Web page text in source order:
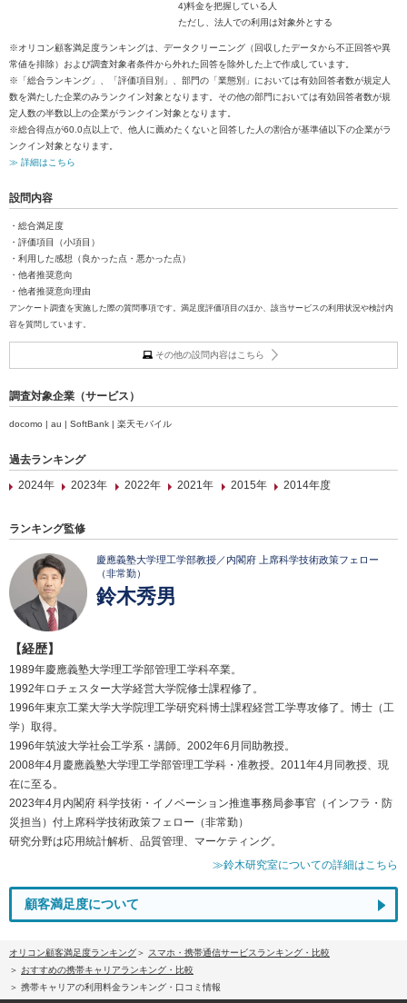
4)料金を把握している人
ただし、法人での利用は対象外とする
※オリコン顧客満足度ランキングは、データクリーニング（回収したデータから不正回答や異
常値を排除）および調査対象者条件から外れた回答を除外した上で作成しています。
※「総合ランキング」、「評価項目別」、部門の「業態別」においては有効回答者数が規定人
数を満たした企業のみランクイン対象となります。その他の部門においては有効回答者数が規
定人数の半数以上の企業がランクイン対象となります。
※総合得点が60.0点以上で、他人に薦めたくないと回答した人の割合が基準値以下の企業がラ
ンクイン対象となります。
≫ 詳細はこちら
設問内容
・総合満足度
・評価項目（小項目）
・利用した感想（良かった点・悪かった点）
・他者推奨意向
・他者推奨意向理由
アンケート調査を実施した際の質問事項です。満足度評価項目のほか、該当サービスの利用状況や検討内
容を質問しています。
その他の設問内容はこちら
調査対象企業（サービス）
docomo | au | SoftBank | 楽天モバイル
過去ランキング
2024年
2023年 2022年 2021年 2015年 2014年度
ランキング監修
慶應義塾大学理工学部教授／内閣府 上席科学技術政策フェロー
（非常勤）
鈴木秀男
【経歴】
1989年慶應義塾大学理工学部管理工学科卒業。
1992年ロチェスター大学経営大学院修士課程修了。
1996年東京工業大学大学院理工学研究科博士課程経営工学専攻修了。博士（工
学）取得。
1996年筑波大学社会工学系・講師。2002年6月同助教授。
2008年4月慶應義塾大学理工学部管理工学科・准教授。2011年4月同教授、現
在に至る。
2023年4月内閣府 科学技術・イノベーション推進事務局参事官（インフラ・防
災担当）付上席科学技術政策フェロー（非常勤）
研究分野は応用統計解析、品質管理、マーケティング。
≫鈴木研究室についての詳細はこちら
顧客満足度について
オリコン顧客満足度ランキング
スマホ・携帯通信サービスランキング・比較
おすすめの携帯キャリアランキング・比較
携帯キャリアの利用料金ランキング・口コミ情報